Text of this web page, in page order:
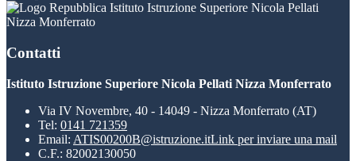
Istituto Istruzione Superiore Nicola Pellati
Nizza Monferrato
Contatti
Istituto Istruzione Superiore Nicola Pellati Nizza Monferrato
Via IV Novembre, 40 - 14049 - Nizza Monferrato (AT)
Tel: 0141 721359
Email: ATIS00200B@istruzione.itLink per inviare una mail
C.F.: 82002130050